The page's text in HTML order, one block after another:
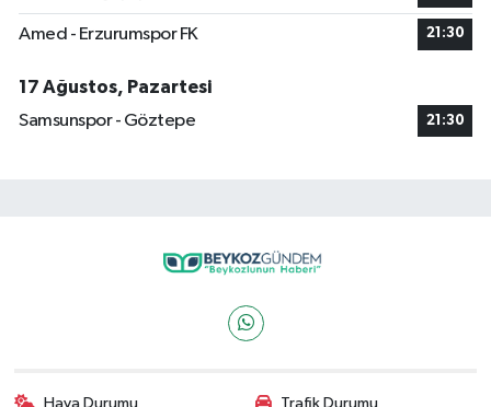
Amed - Erzurumspor FK 21:30
17 Ağustos, Pazartesi
Samsunspor - Göztepe
21:30
Hava Durumu Trafik Durumu